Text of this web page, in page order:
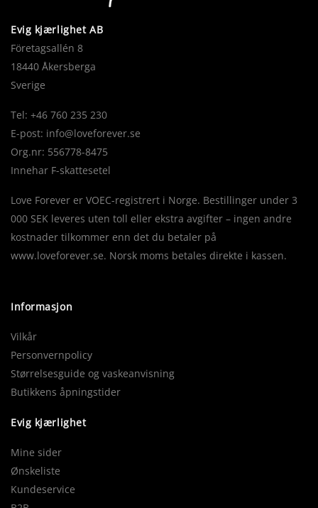
Evig kjærlighet AB
Företagsallén 8
18440 Åkersberga
Sverige
Tel: +46 760 235 230
E-post: info@loveforever.se
Org.nr: 556778-8475
Innehar F-skattesetel
Love Forever er VOEC-registrert i Norge. Bestillinger under 3
000 SEK leveres uten toll eller ekstra avgifter – ingen andre
kostnader tilkommer enn det du betaler på
www.loveforever.se. Norsk moms betales direkte i kassen.
Informasjon
Vilkår
Personvernpolicy
Størrelsesguide og vaskeanvisning
Butikkens åpningstider
Evig kjærlighet
Mine sider
Ønskeliste
Kundeservice